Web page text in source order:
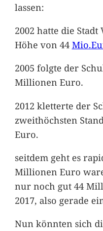
lassen:
2002 hatte die
Höhe von 44
2005 folgte der
Millionen Euro.
2012 kletterte der
zweithöchsten
Euro.
seitdem geht es
Millionen Euro
nur noch gut 44
2017, also gerade
Nun könnten sich